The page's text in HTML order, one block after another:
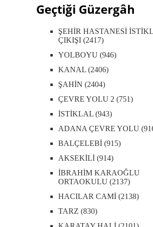
Geçtiği Güzergâh
ŞEHİR HASTANESİ
ÇIKIŞI (2417)
YOLBOYU (946)
KANAL (2406)
ŞAHİN (2404)
ÇEVRE YOLU 2 (751)
İSTİKLAL (943)
ADANA ÇEVRE YOLU
BALÇELEBİ (915)
AKSEKİLİ (914)
İBRAHİM KARAOĞLU
ORTAOKULU (2137)
HACILAR CAMİ (2138)
TARZ (830)